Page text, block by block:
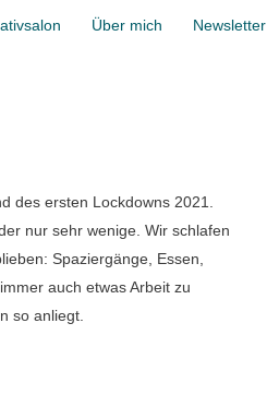
Über mich Newsletter
des ersten Lockdowns 2021.
nur sehr wenige. Wir schlafen
Spaziergänge, Essen,
auch etwas Arbeit zu
so anliegt.